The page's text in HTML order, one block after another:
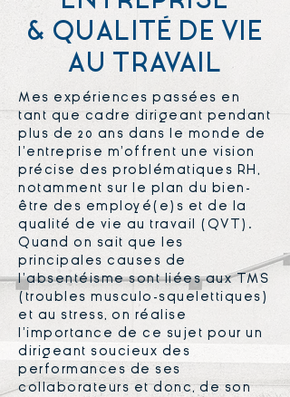
& QUALITÉ DE VIE
AU TRAVAIL
Mes expériences passées en
tant que cadre dirigeant pendant
plus de 20 ans dans le monde de
l’entreprise m'offrent une vision
précise des problématiques RH,
notamment sur le plan du bien-
être des employé(e)s et de la
qualité de vie au travail (QVT).
Quand on sait que les
principales causes de
l’absentéisme sont liées aux TMS
(troubles musculo-squelettiques)
et au stress, on réalise
l’importance de ce sujet pour un
dirigeant soucieux des
performances de ses
collaborateurs et donc, de son